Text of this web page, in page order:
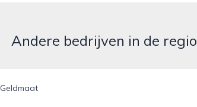
Andere bedrijven in de regio
Geldmaat